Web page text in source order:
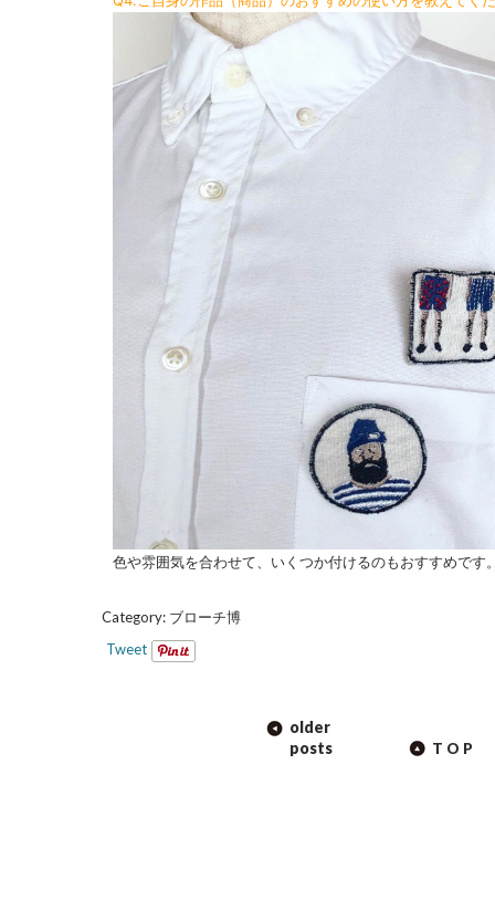
色や雰囲気を合わせて、いくつか付けるのもおすすめです
Category: ブローチ博
Tweet
older
posts
TOP